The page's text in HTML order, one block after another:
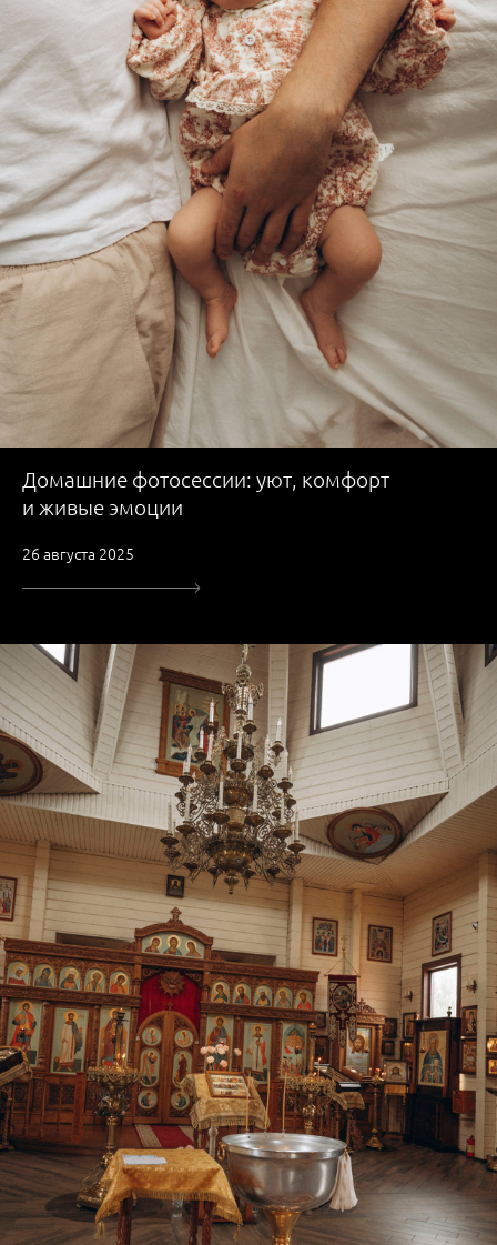
Домашние фотосессии: уют, комфорт
и живые эмоции
26 августа 2025